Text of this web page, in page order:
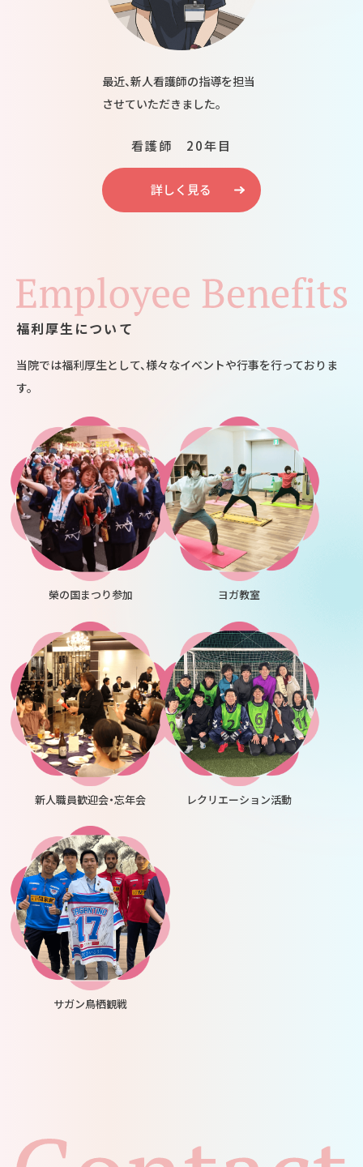
最近、新人看護師の指導を担当
させていただきました。
看護師 20年目
詳しく見る
福利厚生について
当院では福利厚生として、様々なイベントや行事を行っておりま
す。
榮の国まつり参加 ヨガ教室
新人職員歓迎会・忘年会 レクリエーション活動
サガン鳥栖観戦